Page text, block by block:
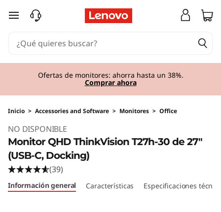
Ir al contenido principal
Ofertas de monitores: ahorra hasta un 38%.
Comprar ahora
Inicio > Accessories and Software > Monitores > Office
NO DISPONIBLE
Monitor QHD ThinkVision T27h-30 de 27"
(USB-C, Docking)
(39)
Información general Características Especificaciones